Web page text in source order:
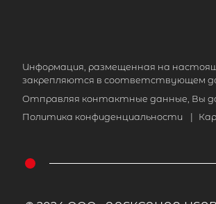
Информация, размещенная на
закрепляются в соответствующем
Отправляя контактные данные, Вы
Политика конфиденциальности